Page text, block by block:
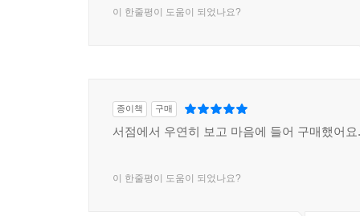
이 한줄평이 도움이 되었나요?
종이책 구매
서점에서 우연히 보고 마음에 들어 구매했어요.
이 한줄평이 도움이 되었나요?